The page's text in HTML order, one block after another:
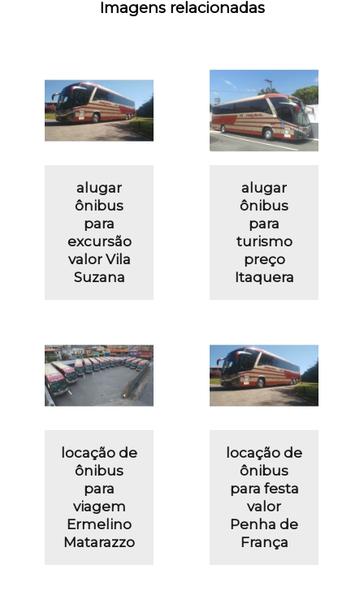
Imagens relacionadas
alugar
ônibus
para
excursão
valor Vila
Suzana
alugar
ônibus
para
turismo
preço
Itaquera
locação de
ônibus
para
viagem
Ermelino
Matarazzo
locação de
ônibus
para festa
valor
Penha de
França